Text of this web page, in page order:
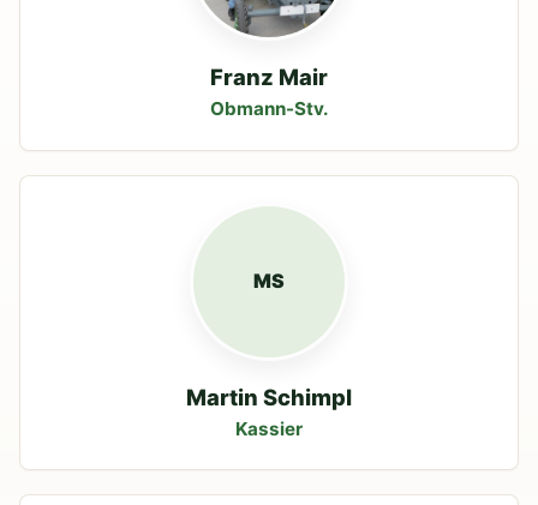
Franz Mair
Obmann-Stv.
MS
Martin Schimpl
Kassier